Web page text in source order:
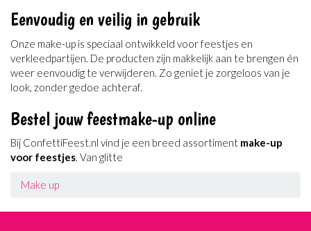
Eenvoudig en veilig in gebruik
Onze make-up is speciaal ontwikkeld voor feestjes en
verkleedpartijen. De producten zijn makkelijk aan te brengen én
weer eenvoudig te verwijderen. Zo geniet je zorgeloos van je
look, zonder gedoe achteraf.
Bestel jouw feestmake-up online
Bij ConfettiFeest.nl vind je een breed assortiment make-up
voor feestjes. Van glitte
Make up